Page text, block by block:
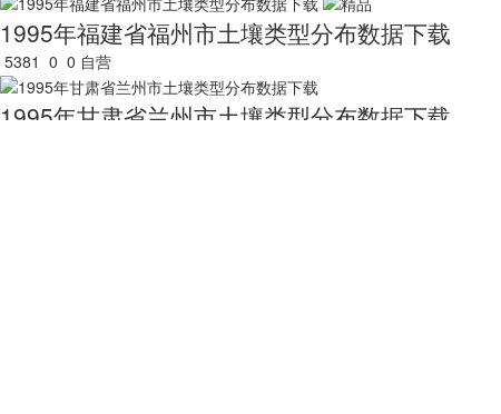
1995年福建省福州市土壤类型分布数据下载
5381 0 0 自营
1995年甘肃省兰州市土壤类型分布数据下载